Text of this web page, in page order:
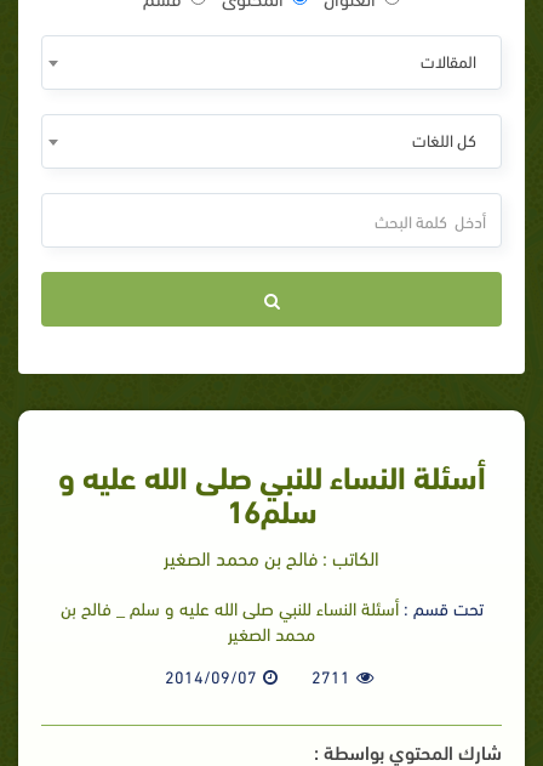
المقالات
كل اللغات
أسئلة النساء للنبي صلى الله عليه و
سلم16
الكاتب : فالح بن محمد الصغير
تحت قسم :أسئلة النساء للنبي صلى الله عليه و سلم _ فالح بن
محمد الصغير
2711
2014/09/07
شارك المحتوي بواسطة :